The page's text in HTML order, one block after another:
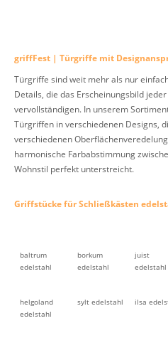
griffFest | Türgriffe mit
Türgriffe sind weit mehr als nur
Details, die das Erscheinungsbild
vervollständigen. In unserem
Türgriffen in verschiedenen Designs,
verschiedenen
harmonische Farbabstimmung
Wohnstil perfekt unterstreicht.
Griffstücke für Schließkästen
baltrum
edelstahl
borkum
edelstahl
juist
edelstahl
helgoland
edelstahl
sylt edelstahl ilsa